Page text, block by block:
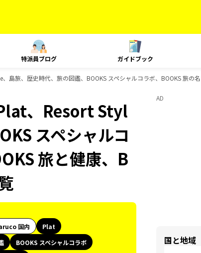
特派員ブログ ガイドブック
島旅、歴史時代、旅の図鑑、BOOKS スペシャルコラボ、BOOKS 旅の
、Resort Styl
スペシャルコ
旅と健康、B
国内
Plat
BOOKS スペシャルコラボ
AD
国と地域